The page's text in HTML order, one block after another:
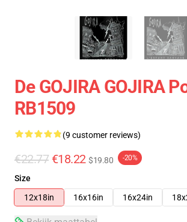
De GOJIRA GOJIRA
RB1509
(9 customer reviews)
€22.77 €18.22 $19.80 -20%
Size
12x18in
16x16in 16x24in